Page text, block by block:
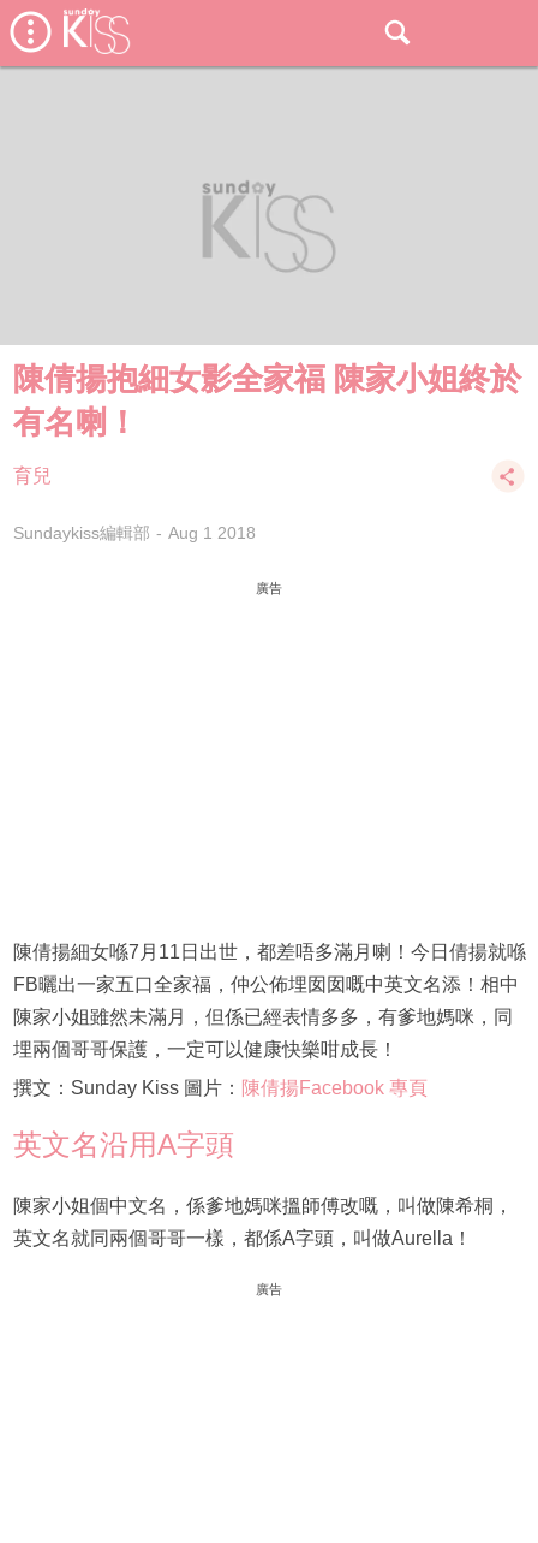
陳倩揚抱細女影全家福 陳家小姐終於
有名喇！
育兒
Sundaykiss編輯部 Aug 1 2018
廣告
陳倩揚細女喺7月11日出世，都差唔多滿月喇！今日倩揚就喺
FB曬出一家五口全家福，仲公佈埋囡囡嘅中英文名添！相中
陳家小姐雖然未滿月，但係已經表情多多，有爹地媽咪，同
埋兩個哥哥保護，一定可以健康快樂咁成長！
撰文：Sunday Kiss 圖片： 陳倩揚Facebook 專頁
英文名沿用A字頭
陳家小姐個中文名，係爹地媽咪搵師傅改嘅，叫做陳希桐，
英文名就同兩個哥哥一樣，都係A字頭，叫做Aurella！
廣告